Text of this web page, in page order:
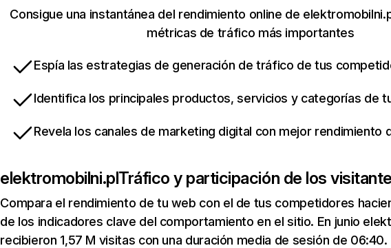
Consigue una instantánea del rendimiento online de
métricas de tráfico más importantes
Espía las estrategias de generación de tráfico de tus
Identifica los principales productos, servicios y categorías de
Revela los canales de marketing digital con mejor rendimiento
elektromobilni.plTráfico y participación de los
Compara el rendimiento de tu web con el de tus competidores
de los indicadores clave del comportamiento en el sitio. En junio
recibieron 1,57 M visitas con una duración media de sesión de